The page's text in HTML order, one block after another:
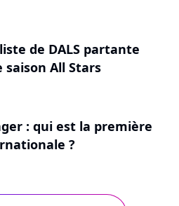
de DALS partante
saison All Stars
: qui est la première
?